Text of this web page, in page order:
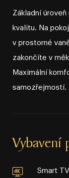
Základní
kvalitu. Na
v prostorné
zakončíte v
Maximální
samozřejmostí.
Vybavení
Smart TV